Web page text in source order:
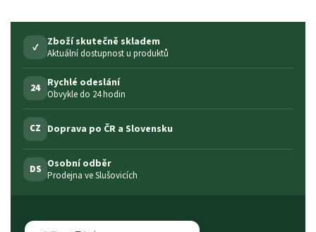
✓ Zboží skutečně skladem
Aktuální dostupnost u produktů
24 Rychlé odeslání
Obvykle do 24 hodin
CZ Doprava po ČR a Slovensku
DS Osobní odběr
Prodejna ve Slušovicích